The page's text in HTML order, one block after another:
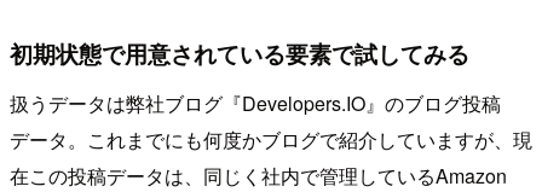
初期状態で用意されている要素で試してみる
扱うデータは弊社ブログ『Developers.IO』のブログ投稿
データ。これまでにも何度かブログで紹介していますが、現
在この投稿データは、同じく社内で管理しているAmazon